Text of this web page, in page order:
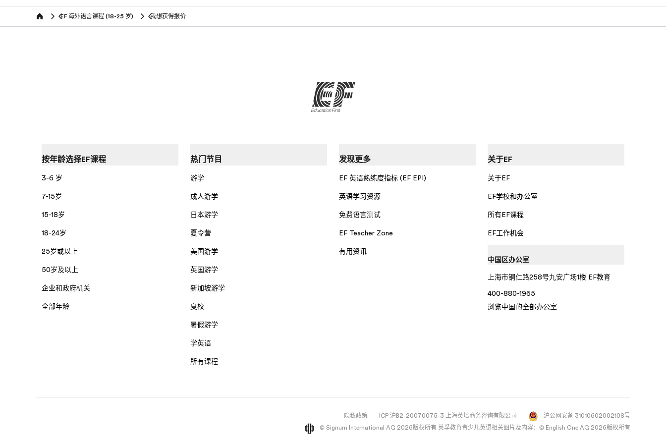
Home EF 海外语言课程 (18-25 岁) 我想获得报价
按年龄选择EF课程
3-6 岁
7-15岁
15-18岁
18-24岁
25岁或以上
50岁及以上
企业和政府机关
全部年龄
热门节目
游学
成人游学
日本游学
夏令营
美国游学
英国游学
新加坡游学
夏校
暑假游学
学英语
所有课程
发现更多
EF 英语熟练度指标 (EF EPI)
英语学习资源
免费语言测试
EF Teacher Zone
有用资讯
关于EF
关于EF
EF学校和办公室
所有EF课程
EF工作机会
中国区办公室
上海市铜仁路258号九安广场1楼 EF教育
400-880-1965
浏览中国的全部办公室
隐私政策 ICP 沪B2-20070075-3 上海英培商务咨询有限公司
沪公网安备 31010602002108号
© Signum International AG 2026版权所有 英孚教育青少儿英语相关图片及内容：© English One AG 2026版权所有